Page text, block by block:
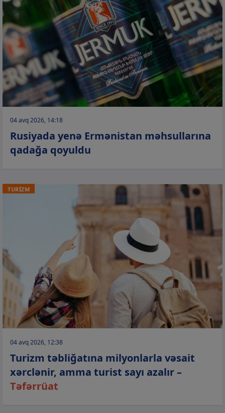
04 avq 2026, 14:18
Rusiyada yenə Ermənistan məhsullarına
qadağa qoyuldu
TURİZM
04 avq 2026, 12:38
Turizm təbliğatına milyonlarla vəsait
xərclənir, amma turist sayı azalır –
Təfərrüat